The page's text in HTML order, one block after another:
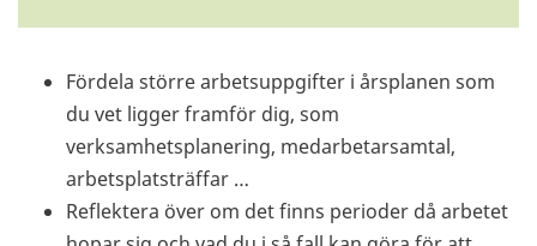
Fördela större arbetsuppgifter i årsplanen som
du vet ligger framför dig, som
verksamhetsplanering, medarbetarsamtal,
arbetsplatsträffar …
Reflektera över om det finns perioder då arbetet